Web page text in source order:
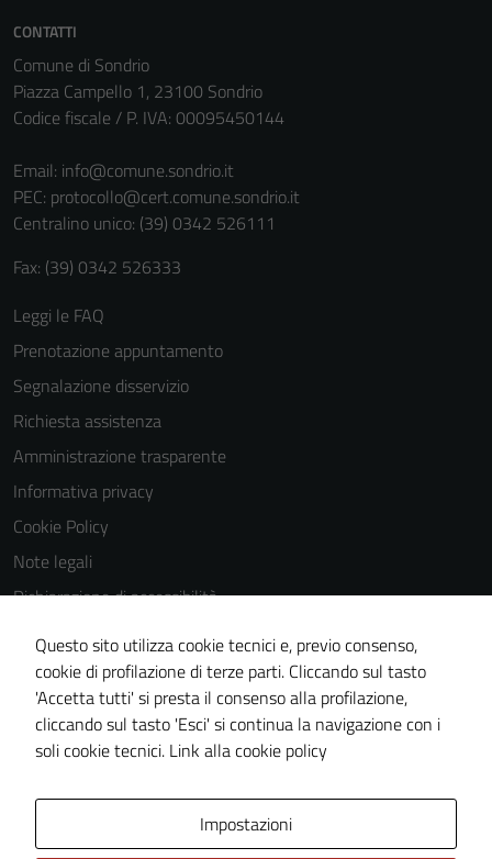
CONTATTI
Comune di Sondrio
Piazza Campello 1, 23100 Sondrio
Codice fiscale / P. IVA: 00095450144
Email: info@comune.sondrio.it
PEC: protocollo@cert.comune.sondrio.it
Centralino unico: (39) 0342 526111
Fax: (39) 0342 526333
Leggi le FAQ
Prenotazione appuntamento
Segnalazione disservizio
Richiesta assistenza
Amministrazione trasparente
Informativa privacy
Cookie Policy
Note legali
Dichiarazione di accessibilità
Dichiarazione di accessibilità Servizi
Whistleblowing
Piano di miglioramento del sito
Area riservata
Questo sito utilizza cookie tecnici e, previo consenso,
cookie di profilazione di terze parti. Cliccando sul tasto
'Accetta tutti' si presta il consenso alla profilazione,
cliccando sul tasto 'Esci' si continua la navigazione con i
soli cookie tecnici. Link alla cookie policy
Impostazioni
Tecnici